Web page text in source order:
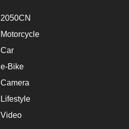
2050CN
Motorcycle
Car
e-Bike
Camera
Lifestyle
Video